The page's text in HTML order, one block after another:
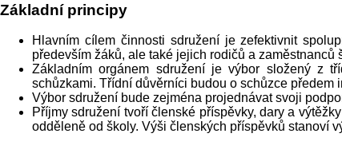
Základní principy
Hlavním cílem činnosti sdružení je zefektivnit
především žáků, ale také jejich rodičů a zaměstnanců
Základním orgánem sdružení je výbor složený z
schůzkami. Třídní důvěrníci budou o schůzce předem
Výbor sdružení bude zejména projednávat svoji
Příjmy sdružení tvoří členské příspěvky, dary a
odděleně od školy. Výši členských příspěvků stanoví